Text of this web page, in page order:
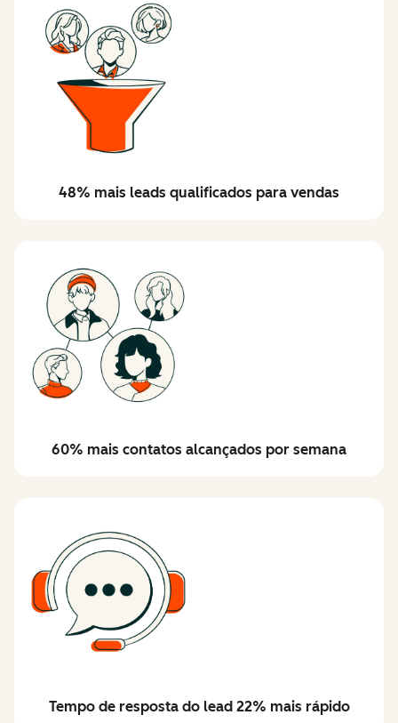
48% mais leads qualificados para vendas
60% mais contatos alcançados por semana
Tempo de resposta do lead 22% mais rápido